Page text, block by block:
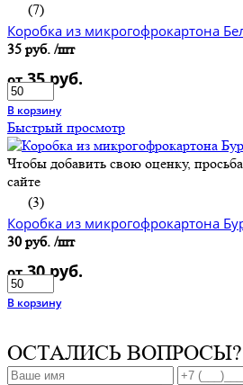
(7)
Коробка из микрогофрокартона
35 руб. /шт
от35 руб.
В корзину
Быстрый просмотр
Чтобы добавить свою оценку, просьба
сайте
(3)
Коробка из микрогофрокартона
30 руб. /шт
от30 руб.
В корзину
ОСТАЛИСЬ ВОПРОСЫ?